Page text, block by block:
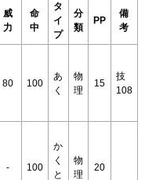
威
力
命
中
タ
イ
プ
分
類
PP
備
考
80 100
あ
く
物
理
15
技
108
- 100
か
く
と
物
理
20